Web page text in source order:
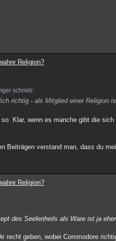
Religion?
schrieb:
richtig - als Mitglied einer Religion
Klar, wenn es manche gibt die
Beiträgen verstand man, dass du
Religion?
des Seelenheils als Ware ist ja
recht geben, wobei Commodore